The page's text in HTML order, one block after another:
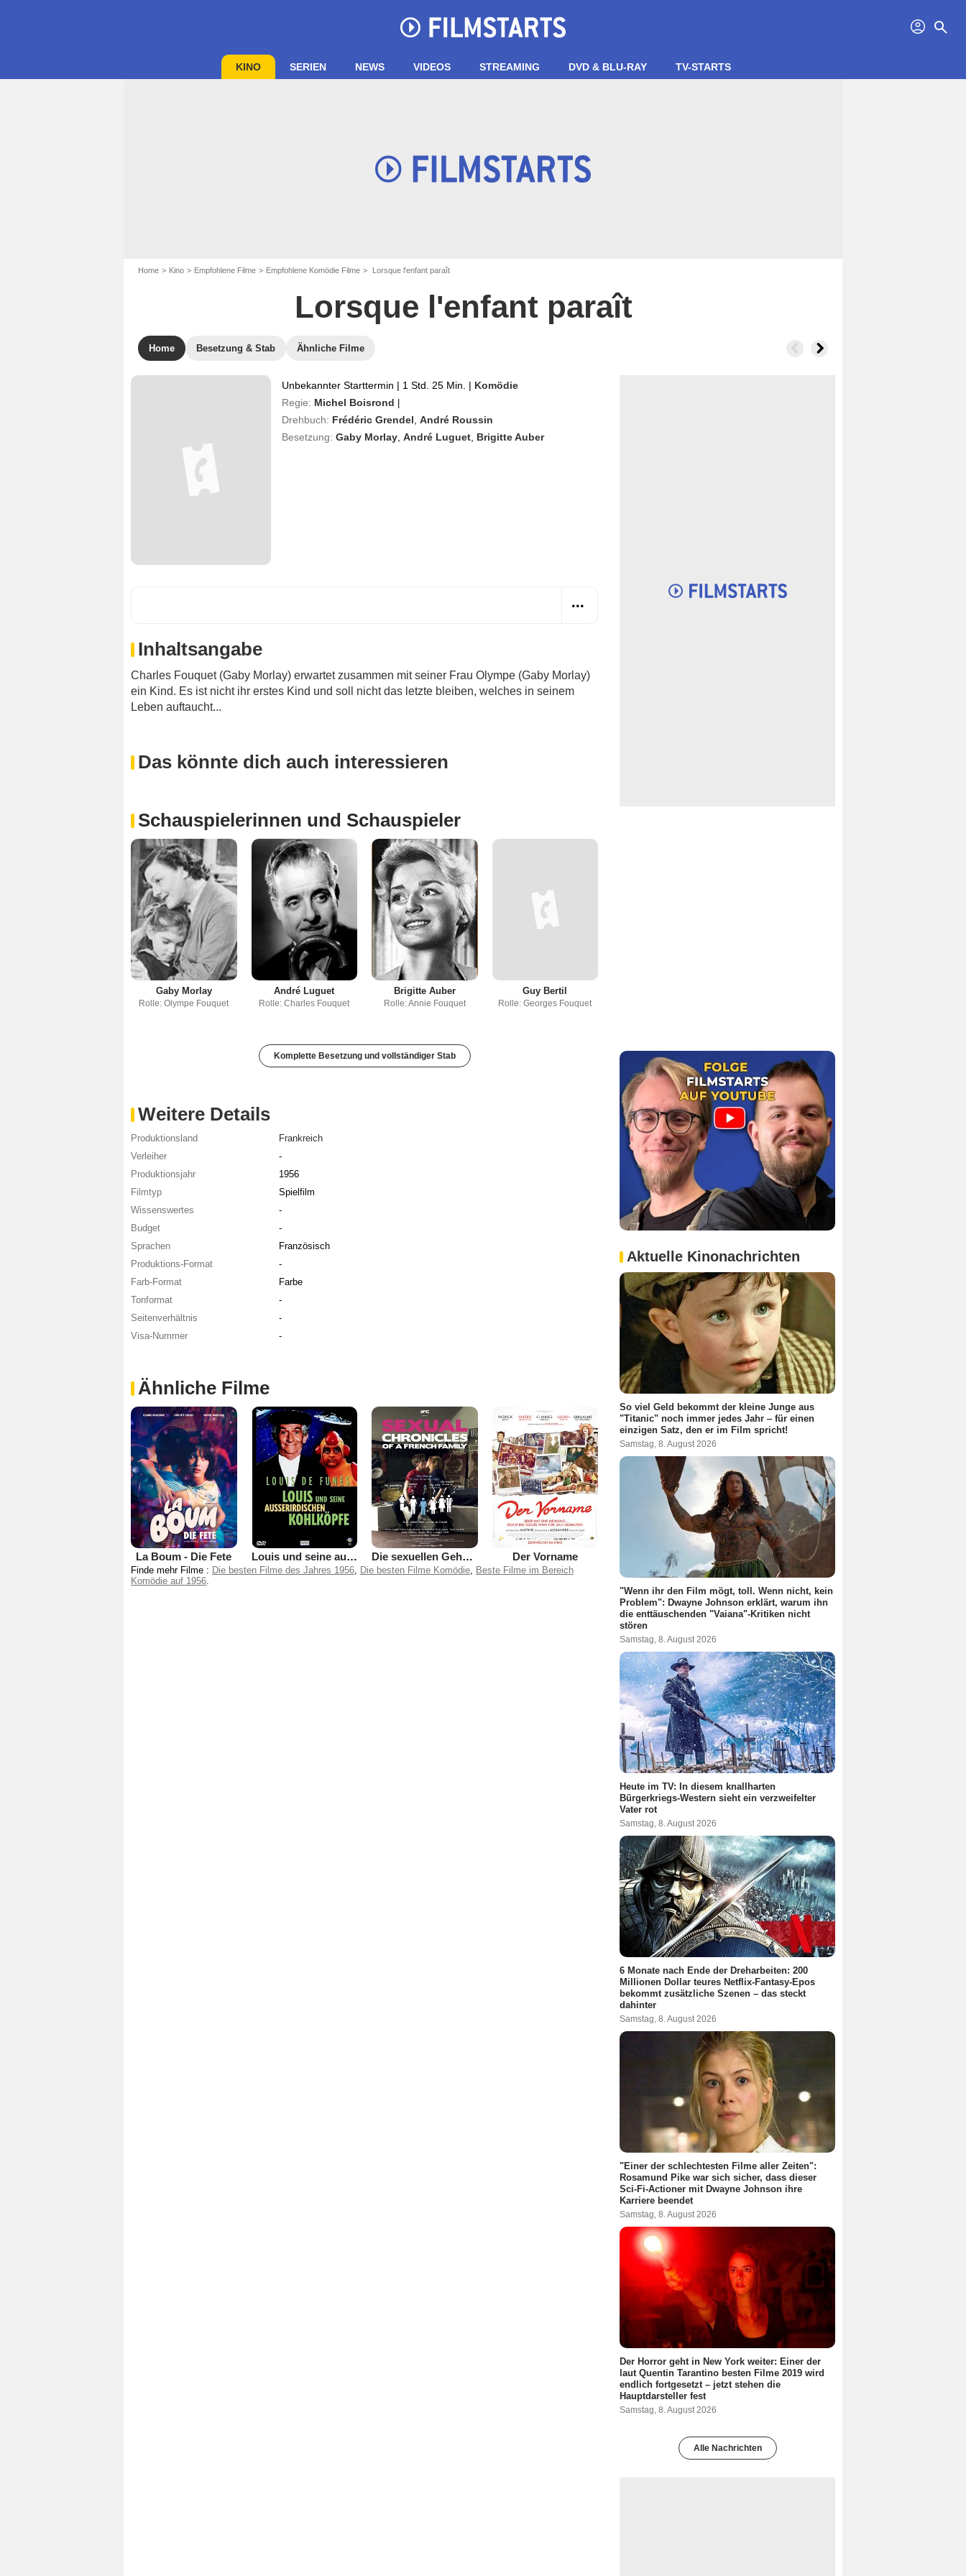
profil search
KINO SERIEN NEWS VIDEOS STREAMING DVD & BLU-RAY TV-STARTS
Home Kino Empfohlene Filme Empfohlene Komödie Filme Lorsque l'enfant paraît
Lorsque l'enfant paraît
Home Besetzung & Stab Ähnliche Filme
Unbekannter Starttermin | 1 Std. 25 Min. | Komödie
Regie: Michel Boisrond
Drehbuch: Frédéric Grendel André Roussin
Besetzung: Gaby Morlay André Luguet Brigitte Auber
Inhaltsangabe
Charles Fouquet (Gaby Morlay) erwartet zusammen mit seiner Frau Olympe (Gaby Morlay)
ein Kind. Es ist nicht ihr erstes Kind und soll nicht das letzte bleiben, welches in seinem
Leben auftaucht...
Das könnte dich auch interessieren
Schauspielerinnen und Schauspieler
Gaby Morlay
Rolle: Olympe Fouquet
André Luguet
Rolle: Charles Fouquet
Brigitte Auber
Rolle: Annie Fouquet
Guy Bertil
Rolle: Georges Fouquet
Komplette Besetzung und vollständiger Stab
Weitere Details
Produktionsland
Frankreich
Verleiher
-
Produktionsjahr
1956
Filmtyp
Spielfilm
Wissenswertes
-
Budget
-
Sprachen
Französisch
Produktions-Format
-
Farb-Format
Farbe
Tonformat
-
Seitenverhältnis
-
Visa-Nummer
-
Ähnliche Filme
La Boum - Die Fete Louis und seine außerirdischen Kohlköpfe Die sexuellen Geheimnisse einer Familie Der Vorname
Finde mehr Filme : Die besten Filme des Jahres 1956 Die besten Filme Komödie Beste Filme im Bereich
Komödie auf 1956
Aktuelle Kinonachrichten
So viel Geld bekommt der kleine Junge aus
"Titanic" noch immer jedes Jahr ‒ für einen
einzigen Satz, den er im Film spricht!
Samstag, 8. August 2026
"Wenn ihr den Film mögt, toll. Wenn nicht, kein
Problem": Dwayne Johnson erklärt, warum ihn
die enttäuschenden "Vaiana"-Kritiken nicht
stören
Samstag, 8. August 2026
Heute im TV: In diesem knallharten
Bürgerkriegs-Western sieht ein verzweifelter
Vater rot
Samstag, 8. August 2026
6 Monate nach Ende der Dreharbeiten: 200
Millionen Dollar teures Netflix-Fantasy-Epos
bekommt zusätzliche Szenen – das steckt
dahinter
Samstag, 8. August 2026
"Einer der schlechtesten Filme aller Zeiten":
Rosamund Pike war sich sicher, dass dieser
Sci-Fi-Actioner mit Dwayne Johnson ihre
Karriere beendet
Samstag, 8. August 2026
Der Horror geht in New York weiter: Einer der
laut Quentin Tarantino besten Filme 2019 wird
endlich fortgesetzt – jetzt stehen die
Hauptdarsteller fest
Samstag, 8. August 2026
Alle Nachrichten